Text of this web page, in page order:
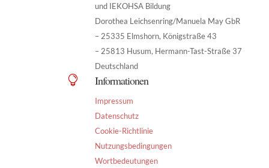
und IEKOHSA Bildung
Dorothea Leichsenring/Manuela May GbR
– 25335 Elmshorn, Königstraße 43
– 25813 Husum, Hermann-Tast-Straße 37
Deutschland
 Informationen
Impressum
Datenschutz
Cookie-Richtlinie
Nutzungsbedingungen
Wortbedeutungen